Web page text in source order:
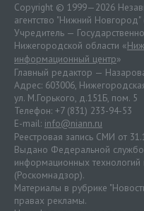
Copyright © 1999—2026
агентство "Нижний
Учредитель —
Нижегородской области «
информационный центр»
Главный редактор —
Адрес: 603006,
ул. М.Горького, д.151Б, пом. 5
Телефон: +7 (831) 233-94-53
E-mail: info@niann.ru
Реестровая запись СМИ от
Выдано Федеральной
информационных
(Роскомнадзор).
Материалы в рубрике
правах рекламы.